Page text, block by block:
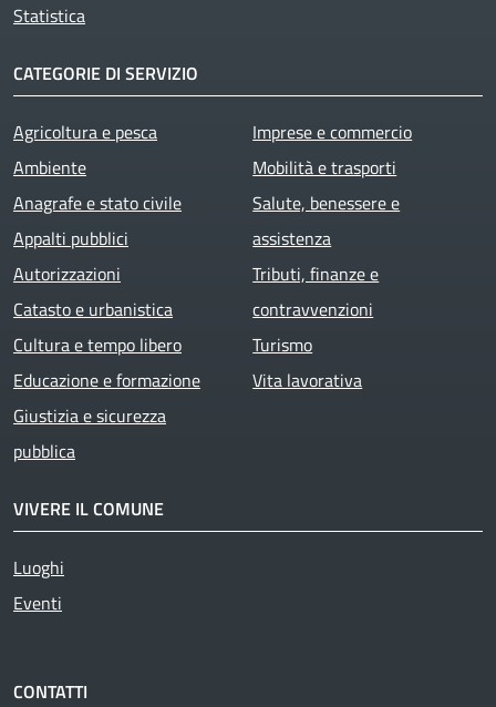
Statistica
CATEGORIE DI SERVIZIO
Agricoltura e pesca
Ambiente
Anagrafe e stato civile
Appalti pubblici
Autorizzazioni
Catasto e urbanistica
Cultura e tempo libero
Educazione e formazione
Giustizia e sicurezza
pubblica
Imprese e commercio
Mobilità e trasporti
Salute, benessere e
assistenza
Tributi, finanze e
contravvenzioni
Turismo
Vita lavorativa
VIVERE IL COMUNE
Luoghi
Eventi
CONTATTI